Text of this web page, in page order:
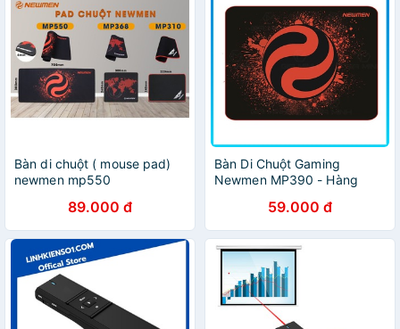
Bàn di chuột ( mouse pad)
newmen mp550
89.000 đ
Bàn Di Chuột Gaming
Newmen MP390 - Hàng
59.000 đ